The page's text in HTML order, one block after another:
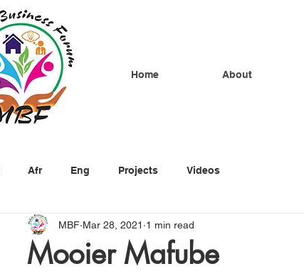
Home About
Afr Eng Projects Videos
Mooier Mafube
MBF Mar 28, 2021 1 min read